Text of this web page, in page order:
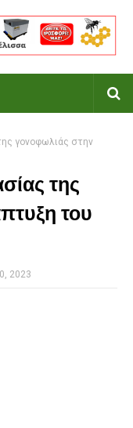
γονοφωλιάς στην
της
του
2023